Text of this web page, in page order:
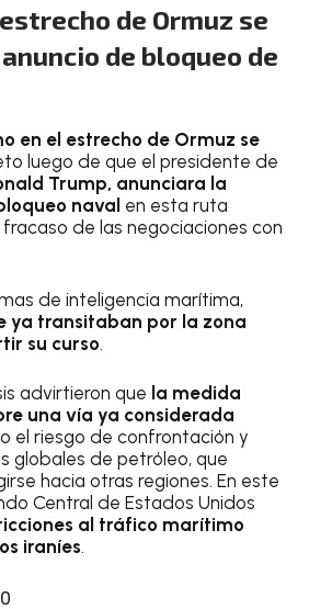
de Ormuz se
de bloqueo de
en el estrecho de Ormuz se
luego de que el presidente de
Trump, anunciara la
naval en esta ruta
de las negociaciones con
de inteligencia marítima,
ya transitaban por la zona
su curso.
advirtieron que la medida
una vía ya considerada
el riesgo de confrontación y
globales de petróleo, que
hacia otras regiones. En este
Central de Estados Unidos
al tráfico marítimo
iraníes.